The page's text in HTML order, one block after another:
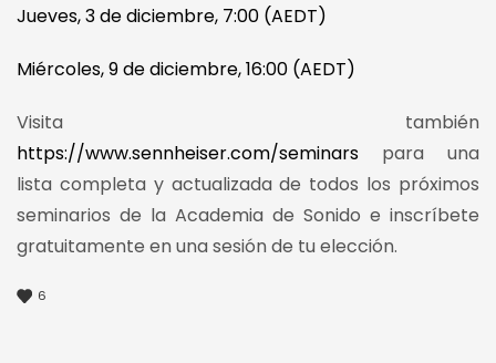
Jueves, 3 de diciembre, 7:00 (AEDT)
Miércoles, 9 de diciembre, 16:00 (AEDT)
Visita también
https://www.sennheiser.com/seminars para una
lista completa y actualizada de todos los próximos
seminarios de la Academia de Sonido e inscríbete
gratuitamente en una sesión de tu elección.
6